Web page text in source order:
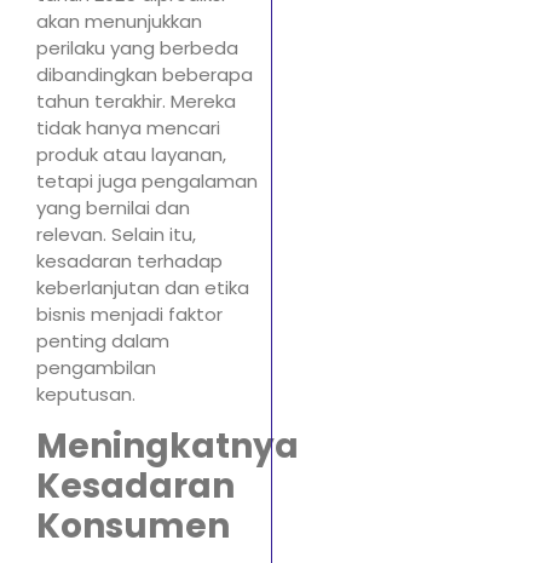
akan menunjukkan
perilaku yang berbeda
dibandingkan beberapa
tahun terakhir. Mereka
tidak hanya mencari
produk atau layanan,
tetapi juga pengalaman
yang bernilai dan
relevan. Selain itu,
kesadaran terhadap
keberlanjutan dan etika
bisnis menjadi faktor
penting dalam
pengambilan
keputusan.
Meningkatnya
Kesadaran
Konsumen